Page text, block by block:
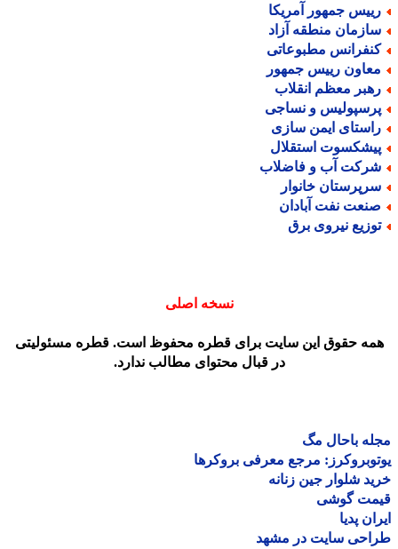
جمهور آمریکا
منطقه آزاد
مطبوعاتی
رییس جمهور
معظم انقلاب
و نساجی
ایمن سازی
استقلال
آب و فاضلاب
خانوار
نفت آبادان
نیروی برق
نسخه اصلی
حقوق این سایت برای قطره محفوظ است. قطره مسئولیتی
در قبال محتوای مطالب ندارد.
باحال مگ
مرجع معرفی بروکرها
شلوار جین زنانه
گوشی
پدیا
سایت در مشهد